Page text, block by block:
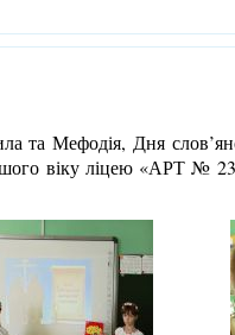
та Мефодія, Дня
віку ліцею «АРТ №